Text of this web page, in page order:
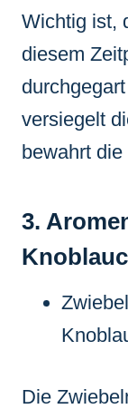
Wichtig ist,
diesem
versiegelt
bewahrt
3.
Die